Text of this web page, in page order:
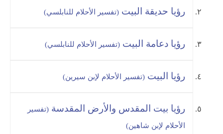
رؤيا حديقة البيت (تفسير الأحلام للنابلسي)
رؤيا دعامة البيت (تفسير الأحلام للنابلسي)
رؤيا البيت (تفسير الأحلام لإبن سيرين)
رؤيا بيت المقدس والأرض المقدسة (تفسير
الأحلام لإبن شاهين)